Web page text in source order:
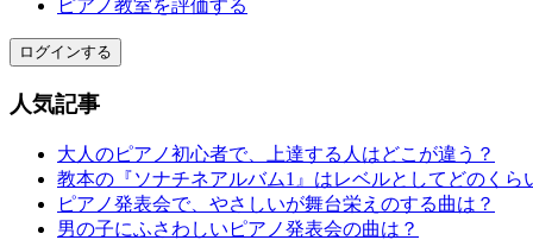
ピアノ教室を評価する
ログインする
人気記事
大人のピアノ初心者で、上達する人はどこが違う？
教本の『ソナチネアルバム1』はレベルとしてどのくら
ピアノ発表会で、やさしいが舞台栄えのする曲は？
男の子にふさわしいピアノ発表会の曲は？